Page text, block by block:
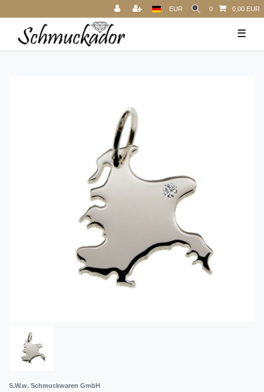
EUR 0 0,00 EUR
☰
S.W.w. Schmuckwaren GmbH